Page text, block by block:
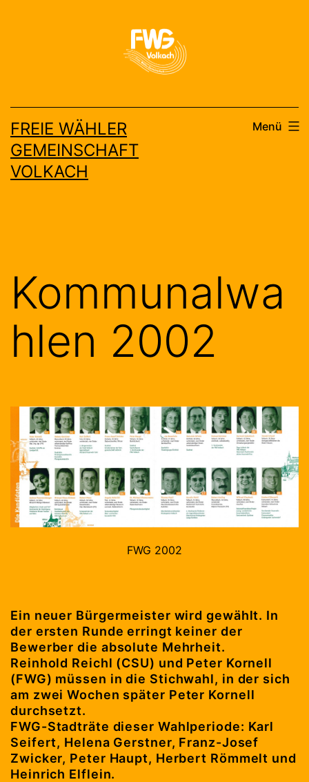
FREIE WÄHLER
GEMEINSCHAFT
VOLKACH
Menü
Kommunalwa
hlen 2002
FWG 2002
Ein neuer Bürgermeister wird gewählt. In
der ersten Runde erringt keiner der
Bewerber die absolute Mehrheit.
Reinhold Reichl (CSU) und Peter Kornell
(FWG) müssen in die Stichwahl, in der sich
am zwei Wochen später Peter Kornell
durchsetzt.
FWG-Stadträte dieser Wahlperiode: Karl
Seifert, Helena Gerstner, Franz-Josef
Zwicker, Peter Haupt, Herbert Römmelt und
Heinrich Elflein.